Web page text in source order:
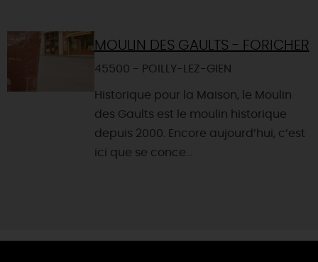
MOULIN DES GAULTS - FORICHER
45500 - POILLY-LEZ-GIEN
Historique pour la Maison, le Moulin
des Gaults est le moulin historique
depuis 2000. Encore aujourd’hui, c’est
ici que se conce...